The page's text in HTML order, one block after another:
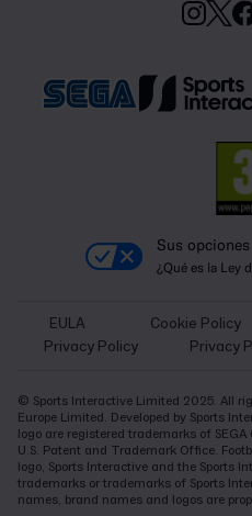
Sus
¿Qué es la Ley
EULA Cookie Policy
Privacy Policy
Privacy
© Sports Interactive Limited 2025. All
Europe Limited. Developed by Sports
logo are registered trademarks of
U.S. Patent and Trademark Office.
logo, Sports Interactive and the Sports
trademarks or trademarks of Sports
names, brand names and logos are